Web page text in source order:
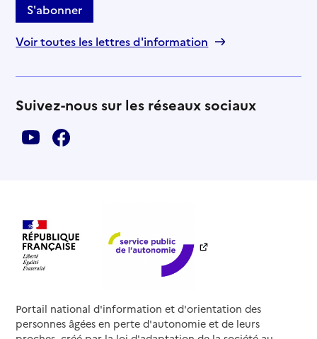
S'abonner
Voir toutes les lettres d'information
Suivez-nous sur les réseaux sociaux
Portail national d'information et d'orientation des
personnes âgées en perte d'autonomie et de leurs